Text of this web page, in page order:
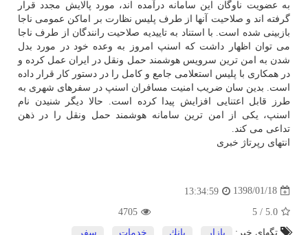
به عضویت ناوگان این سامانه درآمده اند، مورد پالایش مجدد قرار
گرفته اند و صلاحیت آنها از طرف پلیس نظارت بر اماكن عمومی ناجا
بازبینی شده است. با استناد به تاییدیه صلاحیت رانندگان از طرف ناجا
می توان اظهار داشت كه اسنپ امروز به وعده خود در مورد بدل
شدن به امن ترین سرویس هوشمند حمل ونقل در ایران عمل كرده و
در همكاری با پلیس استعلامی جامع و كامل را در دستور كار قرار داده
است. بدین سان ضریب امنیت مسافران اسنپ در سفرهای شهری به
طرز قابل اعتنایی افزایش پیدا كرده است. حالا دیگر شنیدن نام
اسنپ، یكی از امن ترین سامانه هوشمند حمل ونقل را در ذهن
تداعی می كند.
انتهای رپرتاژ خبری
1398/01/18
13:34:59
5.0
/
5
4705
تگهای خبر:
بازار بانك خدمات سفر